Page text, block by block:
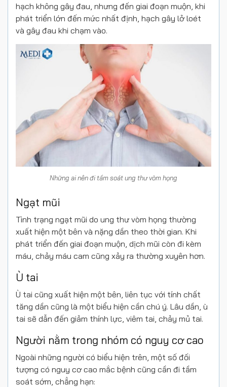
hạch không gây đau, nhưng đến giai đoạn muộn, khi
phát triển lớn đến mức nhất định, hạch gây lở loét
và gây đau khi chạm vào.
Những ai nên đi tầm soát ung thư vòm họng
Ngạt mũi
Tình trạng ngạt mũi do ung thư vòm họng thường
xuất hiện một bên và nặng dần theo thời gian. Khi
phát triển đến giai đoạn muộn, dịch mũi còn đi kèm
máu, chảy máu cam cũng xảy ra thường xuyên hơn.
Ù tai
Ù tai cũng xuất hiện một bên, liên tục với tính chất
tăng dần cũng là một biểu hiện cần chú ý. Lâu dần, ù
tai sẽ dẫn đến giảm thính lực, viêm tai, chảy mủ tai.
Người nằm trong nhóm có nguy cơ cao
Ngoài những người có biểu hiện trên, một số đối
tượng có nguy cơ cao mắc bệnh cũng cần đi tầm
soát sớm, chẳng hạn: